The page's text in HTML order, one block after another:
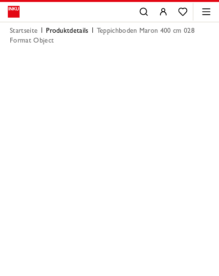
Startseite Produktdetails
Teppichboden Maron 400 cm 028
Format Object